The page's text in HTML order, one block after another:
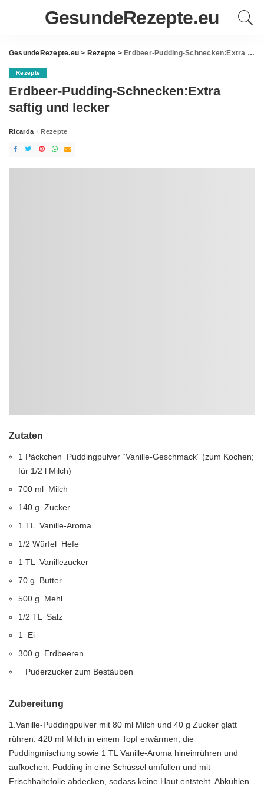
GesundeRezepte.eu
GesundeRezepte.eu > Rezepte > Erdbeer-Pudding-Schnecken:Extra saftig und lecker
Rezepte
Erdbeer-Pudding-Schnecken:Extra
saftig und lecker
Posted
Ricarda Rezepte
Zutaten
1 Päckchen Puddingpulver “Vanille-Geschmack” (zum Kochen;
für 1/2 l Milch)
700 ml Milch
140 g Zucker
1 TL Vanille-Aroma
1/2 Würfel Hefe
1 TL Vanillezucker
70 g Butter
500 g Mehl
1/2 TL Salz
1 Ei
300 g Erdbeeren
Puderzucker zum Bestäuben
Zubereitung
1.Vanille-Puddingpulver mit 80 ml Milch und 40 g Zucker glatt
rühren. 420 ml Milch in einem Topf erwärmen, die
Puddingmischung sowie 1 TL Vanille-Aroma hineinrühren und
aufkochen. Pudding in eine Schüssel umfüllen und mit
Frischhaltefolie abdecken, sodass keine Haut entsteht. Abkühlen